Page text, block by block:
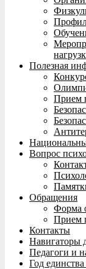
Полезная
Прием
Вопрос
Обращения
Форма
Прием
Контакты
Навигаторы
Педагоги и
Год